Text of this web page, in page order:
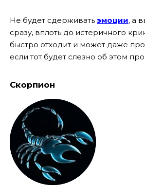
Не будет сдерживать эмоции, а
сразу, вплоть до истеричного
быстро отходит и может даже
если тот будет слезно об этом
Скорпион